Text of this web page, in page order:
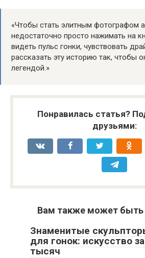
«Чтобы стать элитным фотографом
недостаточно просто нажимать на
видеть пульс гонки, чувствовать
рассказать эту историю так, чтобы
легендой.»
Понравилась статья?
друзьями:
Вам также может быть
Знаменитые
для гонок: искусство
тысяч